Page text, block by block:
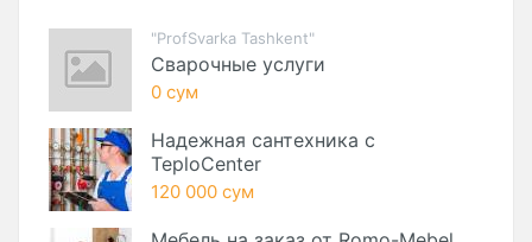
"ProfSvarka Tashkent"
Сварочные услуги
0 сум
Надежная сантехника с
TeploCenter
120 000 сум